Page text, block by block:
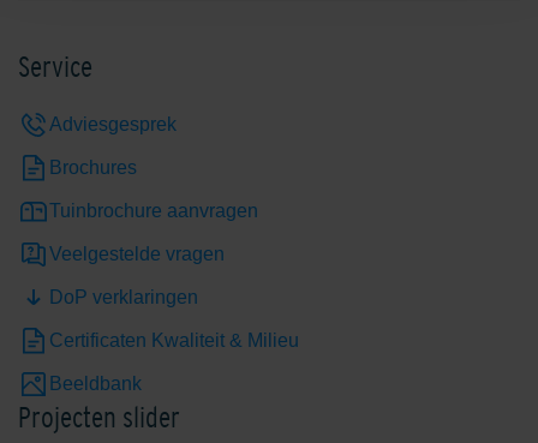
Service
Adviesgesprek
Brochures
Tuinbrochure aanvragen
Veelgestelde vragen
DoP verklaringen
Certificaten Kwaliteit & Milieu
Beeldbank
Projecten slider